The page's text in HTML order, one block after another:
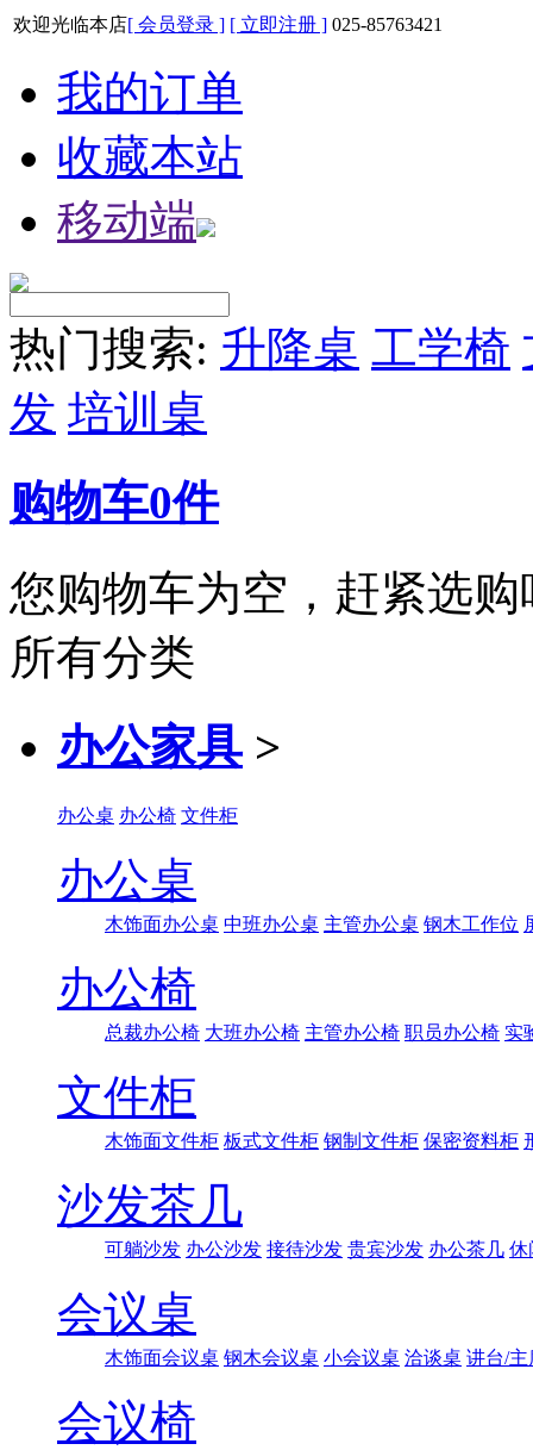
欢迎光临本店[ 会员登录 ] [ 立即注册 ] 025-85763421
我的订单
收藏本站
移动端
热门搜索: 升降桌 工学椅
发 培训桌
购物车0件
您购物车为空，赶紧选购
所有分类
办公家具 >
办公桌 办公椅 文件柜
办公桌
木饰面办公桌 中班办公桌 主管办公桌 钢木工作位
办公椅
总裁办公椅 大班办公椅 主管办公椅 职员办公椅 实
文件柜
木饰面文件柜 板式文件柜 钢制文件柜 保密资料柜
沙发茶几
可躺沙发 办公沙发 接待沙发 贵宾沙发 办公茶几 休
会议桌
木饰面会议桌 钢木会议桌 小会议桌 洽谈桌 讲台/主
会议椅